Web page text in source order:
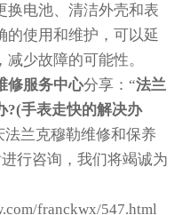
换电池、清洁外壳和表
的使用和维护，可以延
少故障的可能性。
修服务中心分享：“法兰
?(手表走快的解决办
兰克穆勒维修和保养
行咨询，我们将竭诚为
franckwx/547.html